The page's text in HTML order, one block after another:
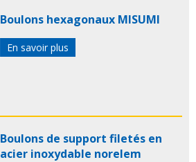
Boulons hexagonaux MISUMI
En savoir plus
Boulons de support filetés en
acier inoxydable norelem